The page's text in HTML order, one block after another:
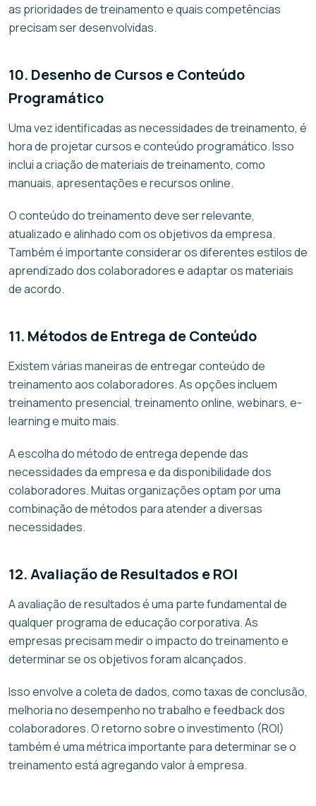
as prioridades de treinamento e quais competências
precisam ser desenvolvidas.
10. Desenho de Cursos e Conteúdo
Programático
Uma vez identificadas as necessidades de treinamento, é
hora de projetar cursos e conteúdo programático. Isso
inclui a criação de materiais de treinamento, como
manuais, apresentações e recursos online.
O conteúdo do treinamento deve ser relevante,
atualizado e alinhado com os objetivos da empresa.
Também é importante considerar os diferentes estilos de
aprendizado dos colaboradores e adaptar os materiais
de acordo.
11. Métodos de Entrega de Conteúdo
Existem várias maneiras de entregar conteúdo de
treinamento aos colaboradores. As opções incluem
treinamento presencial, treinamento online, webinars, e-
learning e muito mais.
A escolha do método de entrega depende das
necessidades da empresa e da disponibilidade dos
colaboradores. Muitas organizações optam por uma
combinação de métodos para atender a diversas
necessidades.
12. Avaliação de Resultados e ROI
A avaliação de resultados é uma parte fundamental de
qualquer programa de educação corporativa. As
empresas precisam medir o impacto do treinamento e
determinar se os objetivos foram alcançados.
Isso envolve a coleta de dados, como taxas de conclusão,
melhoria no desempenho no trabalho e feedback dos
colaboradores. O retorno sobre o investimento (ROI)
também é uma métrica importante para determinar se o
treinamento está agregando valor à empresa.